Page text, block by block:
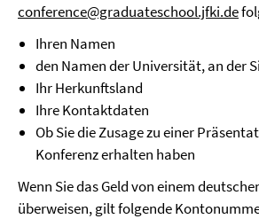
conference@graduateschool.jfki.de
Ihren Namen
den Namen der Universität, an der
Ihr Herkunftsland
Ihre Kontaktdaten
Ob Sie die Zusage zu einer
Konferenz erhalten haben
Wenn Sie das Geld von einem
überweisen, gilt folgende